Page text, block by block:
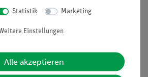
Kabelverbindungen zwischen den
durch puzzelartig verzahnbare
Statistik Marketing
Einstellungen
Alle akzeptieren